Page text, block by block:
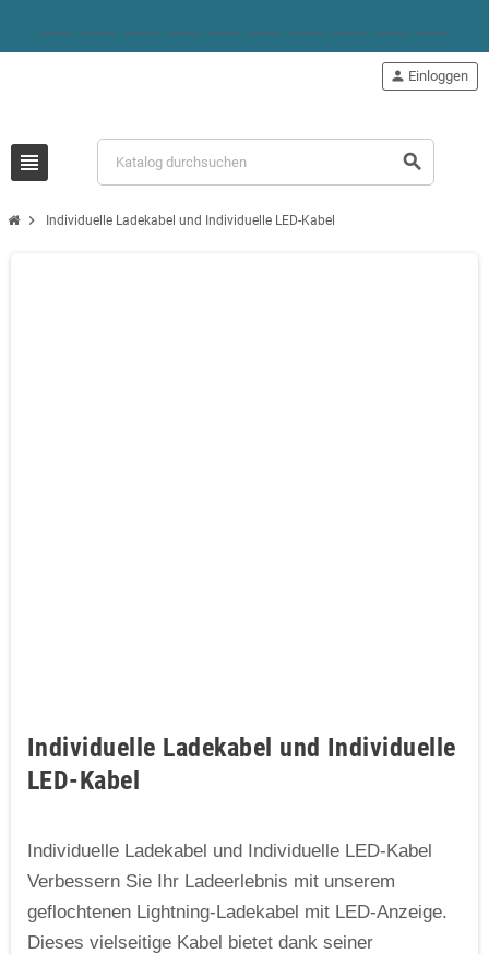
view_headline search
person Einloggen
chevron_right Individuelle Ladekabel und Individuelle LED-Kabel
Individuelle Ladekabel und Individuelle
LED-Kabel
Individuelle Ladekabel und Individuelle LED-Kabel
Verbessern Sie Ihr Ladeerlebnis mit unserem
geflochtenen Lightning-Ladekabel mit LED-Anzeige.
Dieses vielseitige Kabel bietet dank seiner